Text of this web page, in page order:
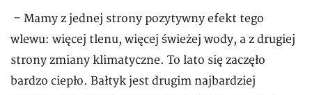
– Mamy z jednej strony pozytywny efekt tego
wlewu: więcej tlenu, więcej świeżej wody, a z drugiej
strony zmiany klimatyczne. To lato się zaczęło
bardzo ciepło. Bałtyk jest drugim najbardziej